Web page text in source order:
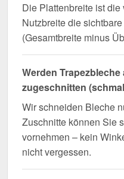
Die Plattenbreite ist
Nutzbreite die
(Gesamtbreite minus
Werden
zugeschnitten
Wir schneiden Bleche
Zuschnitte können Sie
vornehmen – kein
nicht vergessen.